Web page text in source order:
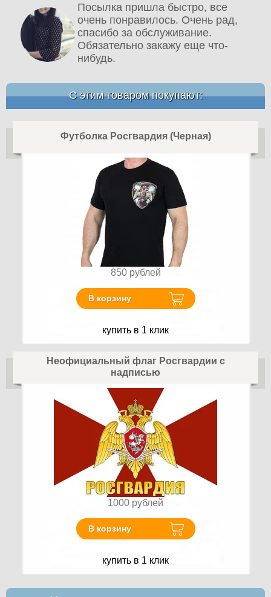
Посылка пришла быстро, все
очень понравилось. Очень рад,
спасибо за обслуживание.
Обязательно закажу еще что-
нибудь.
С этим товаром покупают:
Футболка Росгвардия (Черная)
850 рублей
В корзину
купить в 1 клик
Неофициальный флаг Росгвардии с
надписью
1000 рублей
В корзину
купить в 1 клик